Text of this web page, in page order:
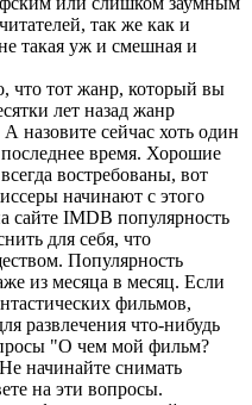
так же как и
такая уж и смешная и
что тот жанр, который вы
лет назад жанр
назовите сейчас хоть один
время. Хорошие
востребованы, вот
начинают с этого
сайте IMDB популярность
для себя, что
Популярность
из месяца в месяц. Если
фильмов,
развлечения что-нибудь
"О чем мой фильм?
начинайте снимать
на эти вопросы.